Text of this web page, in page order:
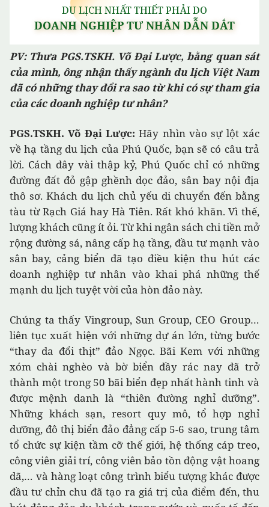
PV: Thưa PGS.TSKH. Võ Đại Lược, bằng quan sát
của mình, ông nhận thấy ngành du lịch Việt Nam
đã có những thay đổi ra sao từ khi có sự tham gia
của các doanh nghiệp tư nhân?
PGS.TSKH. Võ Đại Lược: Hãy nhìn vào sự lột xác
về hạ tầng du lịch của Phú Quốc, bạn sẽ có câu trả
lời. Cách đây vài thập kỷ, Phú Quốc chỉ có những
đường đất đỏ gập ghềnh dọc đảo, sân bay nội địa
thô sơ. Khách du lịch chủ yếu di chuyển đến bằng
tàu từ Rạch Giá hay Hà Tiên. Rất khó khăn. Vì thế,
lượng khách cũng ít ỏi. Từ khi ngân sách chi tiền mở
rộng đường sá, nâng cấp hạ tầng, đầu tư mạnh vào
sân bay, cảng biển đã tạo điều kiện thu hút các
doanh nghiệp tư nhân vào khai phá những thế
mạnh du lịch tuyệt vời của hòn đảo này.
Chúng ta thấy Vingroup, Sun Group, CEO Group…
liên tục xuất hiện với những dự án lớn, từng bước
“thay da đổi thịt” đảo Ngọc. Bãi Kem với những
xóm chài nghèo và bờ biển đầy rác nay đã trở
thành một trong 50 bãi biển đẹp nhất hành tinh và
được mệnh danh là “thiên đường nghỉ dưỡng”.
Những khách sạn, resort quy mô, tổ hợp nghỉ
dưỡng, đô thị biển đảo đẳng cấp 5-6 sao, trung tâm
tổ chức sự kiện tầm cỡ thế giới, hệ thống cáp treo,
công viên giải trí, công viên bảo tồn động vật hoang
dã,… và hàng loạt công trình biểu tượng khác được
đầu tư chỉn chu đã tạo ra giá trị của điểm đến, thu